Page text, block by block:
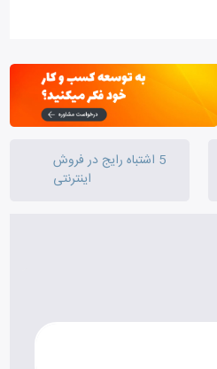
5 اشتباه رایج در فروش
اینترنتی